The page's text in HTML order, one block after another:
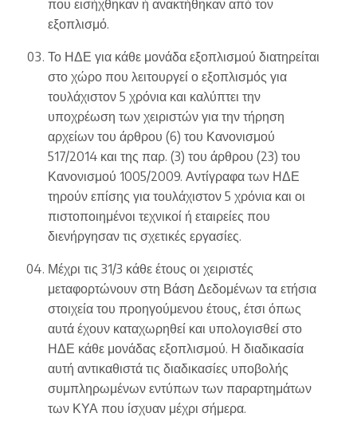
που εισήχθηκαν ή ανακτήθηκαν από τον
εξοπλισμό.
Το ΗΔΕ για κάθε μονάδα εξοπλισμού διατηρείται
στο χώρο που λειτουργεί ο εξοπλισμός για
τουλάχιστον 5 χρόνια και καλύπτει την
υποχρέωση των χειριστών για την τήρηση
αρχείων του άρθρου (6) του Κανονισμού
517/2014 και της παρ. (3) του άρθρου (23) του
Κανονισμού 1005/2009. Αντίγραφα των ΗΔΕ
τηρούν επίσης για τουλάχιστον 5 χρόνια και οι
πιστοποιημένοι τεχνικοί ή εταιρείες που
διενήργησαν τις σχετικές εργασίες.
Μέχρι τις 31/3 κάθε έτους οι χειριστές
μεταφορτώνουν στη Βάση Δεδομένων τα ετήσια
στοιχεία του προηγούμενου έτους, έτσι όπως
αυτά έχουν καταχωρηθεί και υπολογισθεί στο
ΗΔΕ κάθε μονάδας εξοπλισμού. Η διαδικασία
αυτή αντικαθιστά τις διαδικασίες υποβολής
συμπληρωμένων εντύπων των παραρτημάτων
των ΚΥΑ που ίσχυαν μέχρι σήμερα.